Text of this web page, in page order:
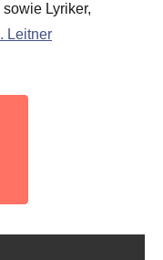
sowie Lyriker,
Leitner